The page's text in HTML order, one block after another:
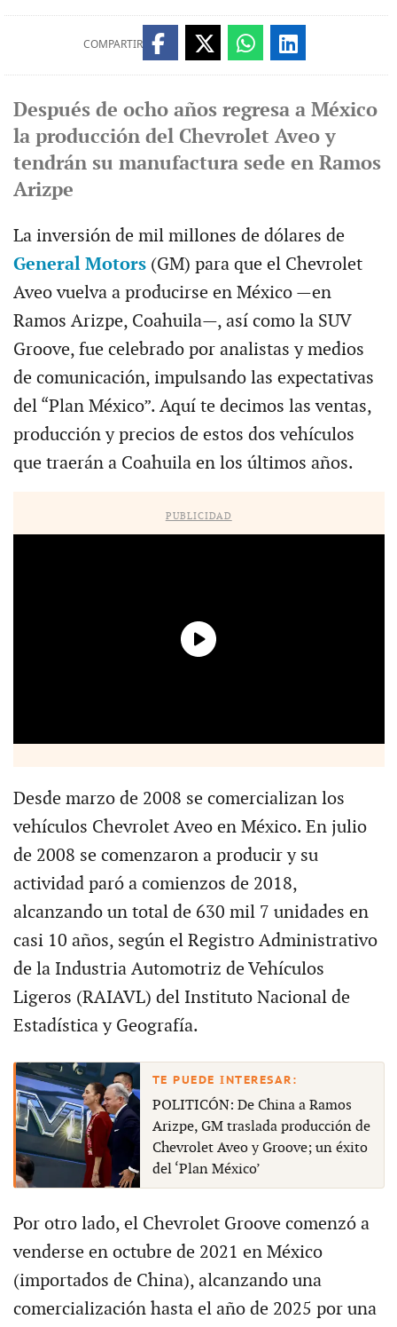
COMPARTIR
Después de ocho años regresa a México
la producción del Chevrolet Aveo y
tendrán su manufactura sede en Ramos
Arizpe
La inversión de mil millones de dólares de
General Motors(GM) para que el Chevrolet
Aveo vuelva a producirse en México —en
Ramos Arizpe, Coahuila—, así como la SUV
Groove, fue celebrado por analistas y medios
de comunicación, impulsando las expectativas
del “Plan México”. Aquí te decimos las ventas,
producción y precios de estos dos vehículos
que traerán a Coahuila en los últimos años.
PUBLICIDAD
Desde marzo de 2008 se comercializan los
vehículos Chevrolet Aveo en México. En julio
de 2008 se comenzaron a producir y su
actividad paró a comienzos de 2018,
alcanzando un total de 630 mil 7 unidades en
casi 10 años, según el Registro Administrativo
de la Industria Automotriz de Vehículos
Ligeros (RAIAVL) del Instituto Nacional de
Estadística y Geografía.
POLITICÓN: De China a Ramos
Arizpe, GM traslada producción de
Chevrolet Aveo y Groove; un éxito
del ‘Plan México’
Por otro lado, el Chevrolet Groove comenzó a
venderse en octubre de 2021 en México
(importados de China), alcanzando una
comercialización hasta el año de 2025 por una